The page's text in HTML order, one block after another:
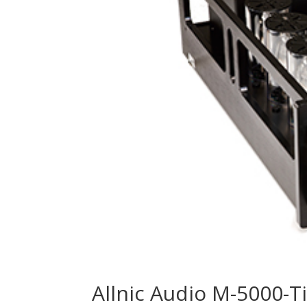
Allnic Audio M-5000-